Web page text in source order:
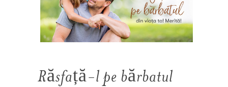
Răsfață-l pe bărbatul